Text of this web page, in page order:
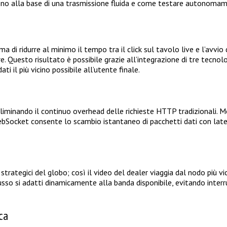
alla base di una trasmissione fluida e come testare
di ridurre al minimo il tempo tra il click sul tavolo live e
Questo risultato è possibile grazie all’integrazione di tre
il più vicino possibile all’utente finale.
il continuo overhead delle richieste HTTP tradizionali.
consente lo scambio istantaneo di pacchetti dati con
del globo; così il video del dealer viaggia dal nodo più
si adatti dinamicamente alla banda disponibile, evitando